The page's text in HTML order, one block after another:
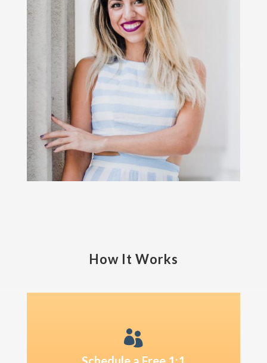
How It Works
